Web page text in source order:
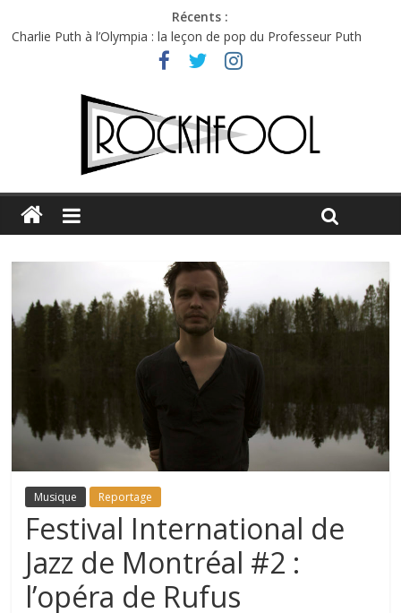
Récents :
Charlie Puth à l’Olympia : la leçon de pop du Professeur Puth
Festival Triptyque : un nouveau festival de musique indépendant
Hellfest 2026 vendredi : température et émotions en hausse
Hellfest 2026 jeudi : impossible de choisir entre chaleur et bonne
Première édition du Midgard Festival : entre bière, métal et
Musique Reportage
Festival International de
Jazz de Montréal #2 :
l’opéra de Rufus